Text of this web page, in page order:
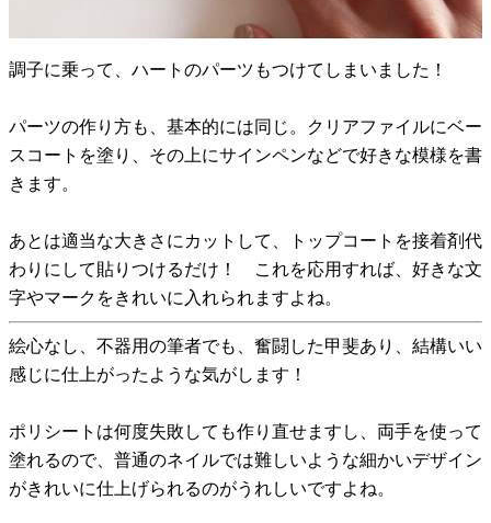
調子に乗って、ハートのパーツもつけてしまいました！
パーツの作り方も、基本的には同じ。クリアファイルにベー
スコートを塗り、その上にサインペンなどで好きな模様を書
きます。
あとは適当な大きさにカットして、トップコートを接着剤代
わりにして貼りつけるだけ！ これを応用すれば、好きな文
字やマークをきれいに入れられますよね。
絵心なし、不器用の筆者でも、奮闘した甲斐あり、結構いい
感じに仕上がったような気がします！
ポリシートは何度失敗しても作り直せますし、両手を使って
塗れるので、普通のネイルでは難しいような細かいデザイン
がきれいに仕上げられるのがうれしいですよね。